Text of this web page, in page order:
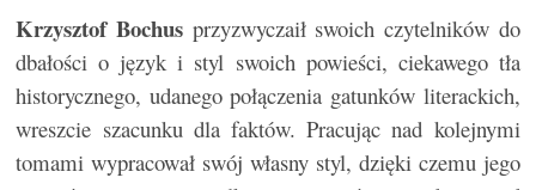
Krzysztof Bochus przyzwyczaił swoich czytelników do
dbałości o język i styl swoich powieści, ciekawego tła
historycznego, udanego połączenia gatunków literackich,
wreszcie szacunku dla faktów. Pracując nad kolejnymi
tomami wypracował swój własny styl, dzięki czemu jego